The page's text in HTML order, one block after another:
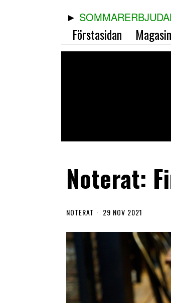
Förstasidan Magasin
Noterat:
NOTERAT 29 NOV 2021